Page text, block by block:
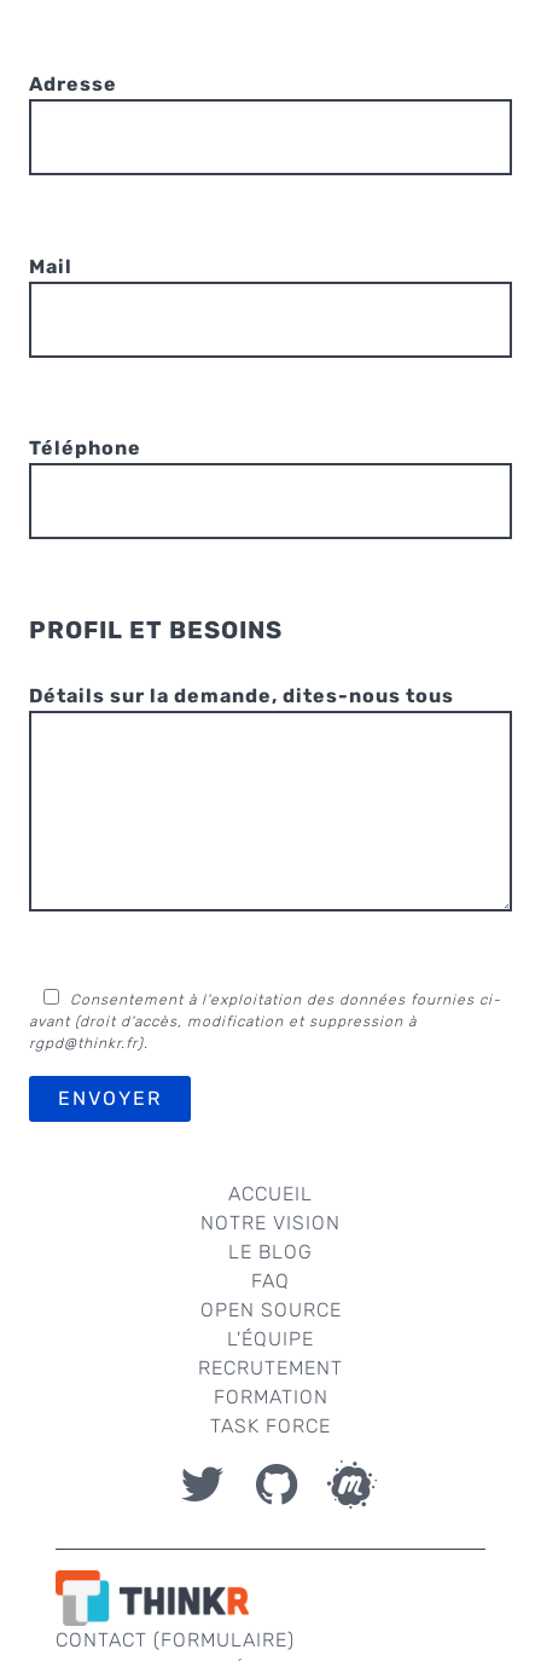
Adresse
Mail
Téléphone
PROFIL ET BESOINS
Détails sur la demande, dites-nous tous
Consentement à l'exploitation des données fournies ci-
avant (droit d'accès, modification et suppression à
rgpd@thinkr.fr).
ACCUEIL
NOTRE VISION
LE BLOG
FAQ
OPEN SOURCE
L'ÉQUIPE
RECRUTEMENT
FORMATION
TASK FORCE
CONTACT (FORMULAIRE)